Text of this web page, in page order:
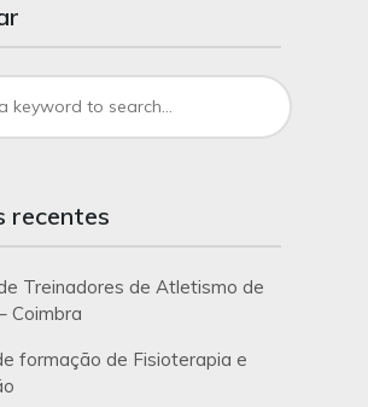
recentes
Treinadores de Atletismo de
Coimbra
formação de Fisioterapia e